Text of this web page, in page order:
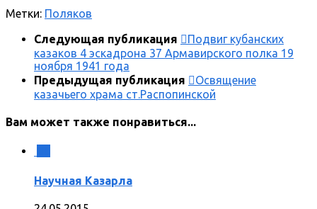
Метки: Поляков
Следующая публикация
Подвиг кубанских
казаков 4 эскадрона 37 Армавирского полка 19
ноября 1941 года
Предыдущая публикация
Освящение
казачьего храма ст.Распопинской
Вам может также понравиться...
Научная Казарла